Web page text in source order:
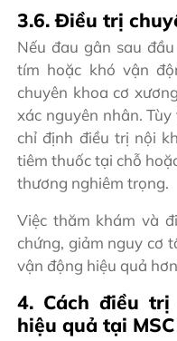
3.6. Điều trị
Nếu đau gân sau
tím hoặc khó vận
chuyên khoa cơ
xác nguyên nhân.
chỉ định điều trị nội
tiêm thuốc tại chỗ
thương nghiêm trọng.
Việc thăm khám và
chứng, giảm nguy cơ
vận động hiệu quả
4. Cách điều
hiệu quả tại